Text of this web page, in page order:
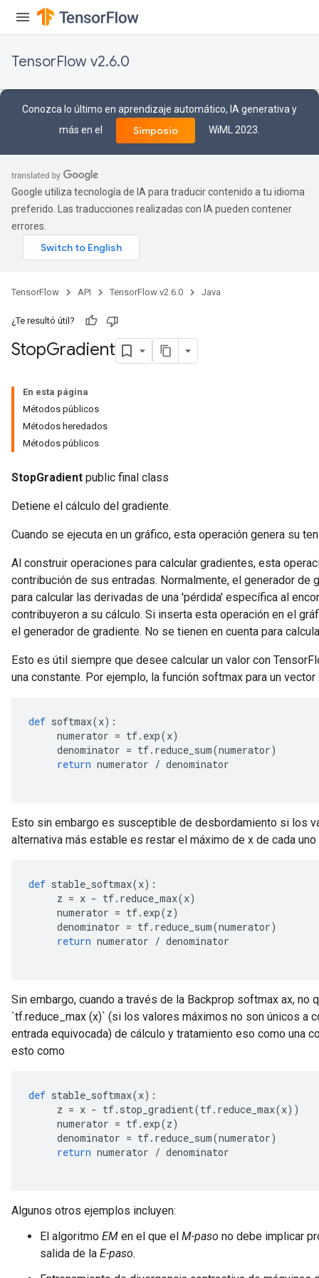
TensorFlow v2.6.0
Conozca lo último en aprendizaje automático, IA generativa y
más en el
Simposio WiML 2023.
Google utiliza tecnología de IA para traducir contenido a tu idioma
preferido. Las traducciones realizadas con IA pueden contener
errores.
TensorFlow API TensorFlow v2.6.0 Java
¿Te resultó útil?
StopGradient
En esta página
Métodos públicos
Métodos heredados
Métodos públicos
StopGradient public final class
Detiene el cálculo del gradiente.
Cuando se ejecuta en un gráfico, esta operación genera su
Al construir operaciones para calcular gradientes, esta
contribución de sus entradas. Normalmente, el generador de
para calcular las derivadas de una 'pérdida' específica al
contribuyeron a su cálculo. Si inserta esta operación en el
el generador de gradiente. No se tienen en cuenta para
Esto es útil siempre que desee calcular un valor con
una constante. Por ejemplo, la función softmax para un
def softmax(x):
numerator = tf. exp(x)
denominator = tf. reduce_sum(numerator)
return numerator / denominator
Esto sin embargo es susceptible de desbordamiento si los
alternativa más estable es restar el máximo de x de cada
def stable_softmax(x):
z = x - tf. reduce_max(x)
numerator = tf. exp(z)
denominator = tf. reduce_sum(numerator)
return numerator / denominator
Sin embargo, cuando a través de la Backprop softmax ax, no
`tf.reduce_max (x)` (si los valores máximos no son únicos a
entrada equivocada) de cálculo y tratamiento eso como una
esto como
def stable_softmax(x):
z = x - tf. stop_gradient(tf. reduce_max(x))
numerator = tf. exp(z)
denominator = tf. reduce_sum(numerator)
return numerator / denominator
Algunos otros ejemplos incluyen:
El algoritmo EM en el que el M-paso no debe implicar
salida de la E-paso.